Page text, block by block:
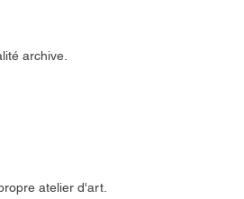
archive.
atelier d'art.